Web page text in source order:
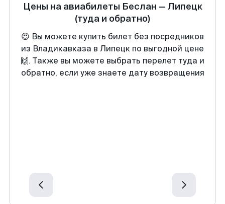
Цены на авиабилеты Беслан — Липецк
(туда и обратно)
😍 Вы можете купить билет без посредников
из Владикавказа в Липецк по выгодной цене
🙌. Также вы можете выбрать перелет туда и
обратно, если уже знаете дату возвращения